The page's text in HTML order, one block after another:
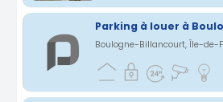
Boulogne-Billancourt, Île-de-